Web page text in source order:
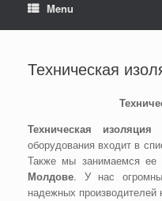
Menu
Техническая
Техническая изоляция
оборудования входит в
Также мы занимаемся ее
Молдове. У нас
надежных производителей